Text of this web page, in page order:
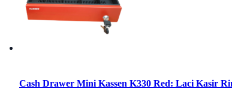
Cash Drawer Mini Kassen K330 Red: Laci Kasir